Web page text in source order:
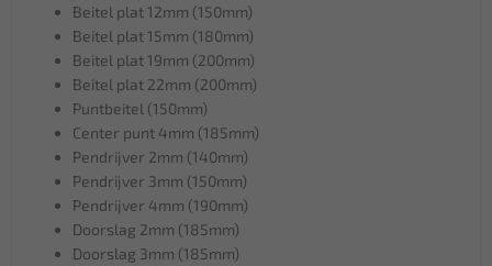
Beitel plat 12mm (150mm)
Beitel plat 15mm (180mm)
Beitel plat 19mm (200mm)
Beitel plat 22mm (200mm)
Puntbeitel (150mm)
Center punt 4mm (185mm)
Pendrijver 2mm (140mm)
Pendrijver 3mm (150mm)
Pendrijver 4mm (190mm)
Doorslag 2mm (185mm)
Doorslag 3mm (185mm)